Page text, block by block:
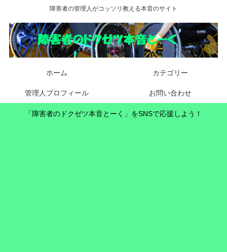
障害者の管理人がコッソリ教える本音のサイト
ホーム カテゴリー
管理人プロフィール お問い合わせ
「障害者のドクゼツ本音とーく」をSNSで応援しよう！